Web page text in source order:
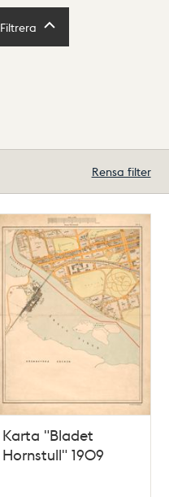
Filtrera
Rensa filter
Karta "Bladet
Hornstull" 1909